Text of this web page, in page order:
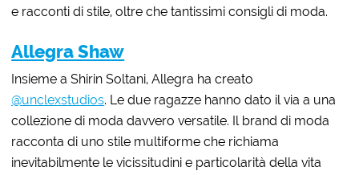
e racconti di stile, oltre che tantissimi consigli di moda.
Allegra Shaw
Insieme a Shirin Soltani, Allegra ha creato
@unclexstudios. Le due ragazze hanno dato il via a una
collezione di moda davvero versatile. Il brand di moda
racconta di uno stile multiforme che richiama
inevitabilmente le vicissitudini e particolarità della vita